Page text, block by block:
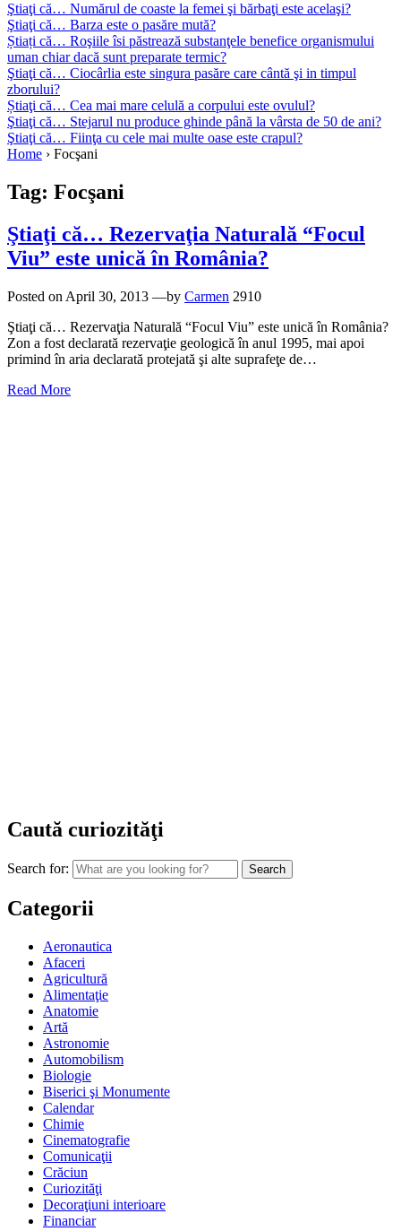
Ştiaţi că… Numărul de coaste la femei şi bărbaţi este acelaşi?
Ştiaţi că… Barza este o pasăre mută?
Știați că… Roşiile îsi păstrează substanţele benefice organismului
uman chiar dacă sunt preparate termic?
Ştiaţi că… Ciocârlia este singura pasăre care cântă şi in timpul
zborului?
Știaţi că… Cea mai mare celulă a corpului este ovulul?
Ştiaţi că… Stejarul nu produce ghinde până la vârsta de 50 de ani?
Ştiaţi că… Fiinţa cu cele mai multe oase este crapul?
Home › Focşani
Tag: Focşani
Ştiaţi că… Rezervaţia Naturală “Focul
Viu” este unică în România?
Posted on April 30, 2013 —by Carmen 2910
Ştiaţi că… Rezervaţia Naturală “Focul Viu” este unică în România?
Zon a fost declarată rezervaţie geologică în anul 1995, mai apoi
primind în aria declarată protejată şi alte suprafeţe de…
Read More
Caută curiozităţi
Search for:
Categorii
Aeronautica
Afaceri
Agricultură
Alimentaţie
Anatomie
Artă
Astronomie
Automobilism
Biologie
Biserici şi Monumente
Calendar
Chimie
Cinematografie
Comunicaţii
Crăciun
Curiozităţi
Decoraţiuni interioare
Financiar